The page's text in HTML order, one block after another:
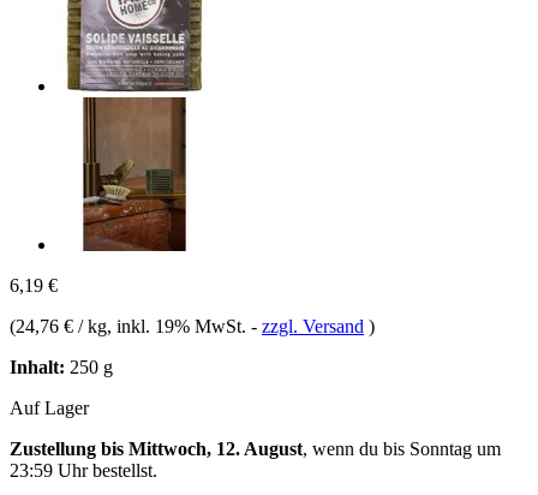
6,19 €
(24,76 € / kg, inkl. 19% MwSt. - zzgl. Versand )
Inhalt: 250 g
Auf Lager
Zustellung bis Mittwoch, 12. August, wenn du bis Sonntag um
23:59 Uhrbestellst.